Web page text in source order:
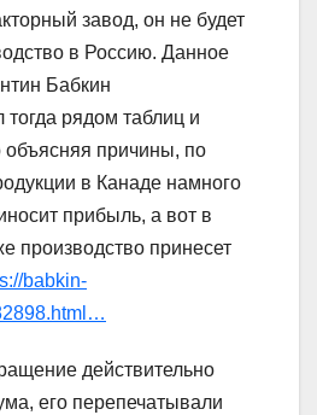
завод, он не будет
в Россию. Данное
Бабкин
рядом таблиц и
объясняя причины, по
в Канаде намного
прибыль, а вот в
производство принесет
babkin-
действительно
его перепечатывали